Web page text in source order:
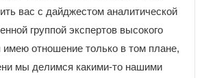
вас с дайджестом аналитической
группой экспертов высокого
имею отношение только в том плане,
мы делимся какими-то нашими